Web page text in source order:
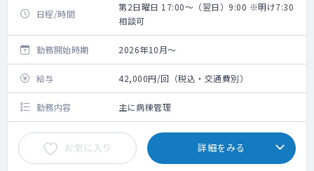
日程/時間
第2日曜日 17:00～（翌日）9:00 ※明け7:30
相談可
勤務開始時期 2026年10月～
給与 42,000円/回（税込・交通費別）
勤務内容 主に病棟管理
お気に入り 詳細をみる